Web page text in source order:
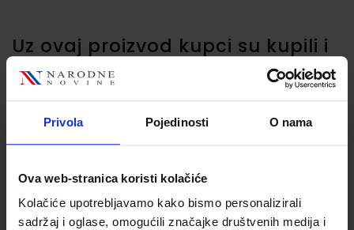
Privola Pojedinosti O nama
Ova web-stranica koristi kolačiće
Kolačiće upotrebljavamo kako bismo personalizirali
sadržaj i oglase, omogućili značajke društvenih medija i
Uz ovaj proizvod kupci su kupili i
ovo…
uložnicom za 137,60
eurokovanica, 30x24x9
cm, siva